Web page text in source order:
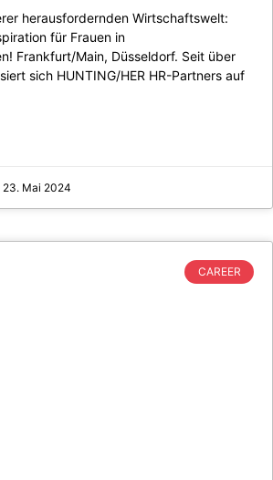
herausfordernden Wirtschaftswelt:
für Frauen in
Frankfurt/Main, Düsseldorf. Seit über
sich HUNTING/HER HR-Partners auf
23. Mai 2024
CAREER